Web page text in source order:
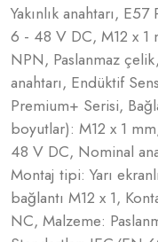
Yakınlık anahtarı,
6 - 48 V DC, M12 x 1
NPN, Paslanmaz
anahtarı, Endüktif
Premium+ Serisi,
boyutlar): M12 x 1
48 V DC, Nominal
Montaj tipi: Yarı
bağlantı M12 x 1,
NC, Malzeme: